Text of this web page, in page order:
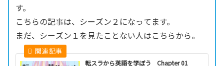
す。
こちらの記事は、シーズン２になってます。
まだ、シーズン１を見たことない人はこちらから。
転スラから英語を学ぼう Chapter 01